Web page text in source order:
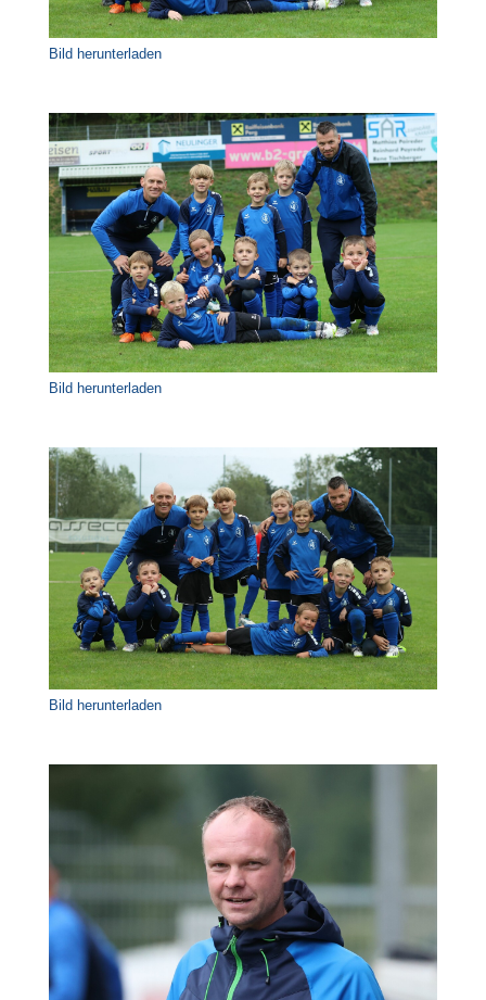
Bild herunterladen
Bild herunterladen
Bild herunterladen